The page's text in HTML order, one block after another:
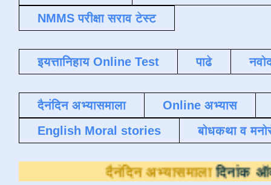
NMMS परीक्षा सराव टेस्ट
इयत्तानिहाय Online Test पाढे
दैनंदिन अभ्यासमाला
Online अभ्यास
English Moral stories
बोधकथा व
दैनंदिन